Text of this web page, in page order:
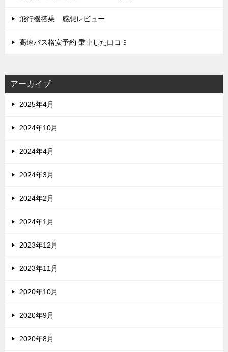
飛行機搭乗 感想レビュー
高速バス格安予約 乗車した口コミ
アーカイブ
2025年4月
2024年10月
2024年4月
2024年3月
2024年2月
2024年1月
2023年12月
2023年11月
2020年10月
2020年9月
2020年8月